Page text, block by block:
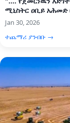
ሚኒስትር ዐቢይ አሕመድ
Jan 30, 2026
ተጨማሪ ያንብቡ →